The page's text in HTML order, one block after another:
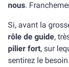
nous.
Si, avant la
rôle de guide,
pilier fort, sur
sentirez le